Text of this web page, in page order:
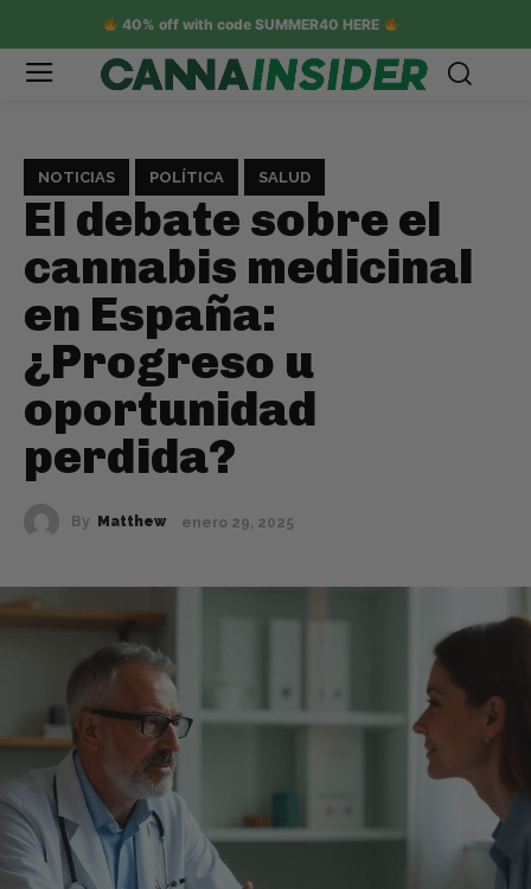
40% off with code SUMMER40 HERE
NOTICIAS POLÍTICA SALUD
El debate sobre el
cannabis medicinal
en España:
¿Progreso u
oportunidad
perdida?
By Matthew enero 29, 2025